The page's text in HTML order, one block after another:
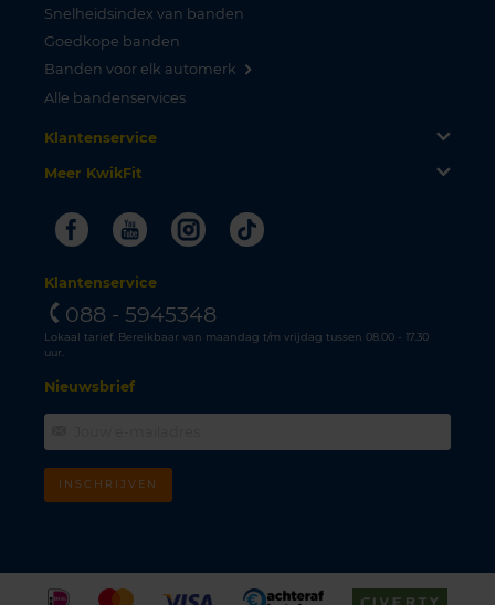
Snelheidsindex van banden
Goedkope banden
Banden voor elk automerk
Alle bandenservices
Klantenservice
Meer KwikFit
FacebookYoutubeInstagram
Tiktok
Klantenservice
088 - 5945348
Lokaal tarief. Bereikbaar van maandag t/m vrijdag tussen 08.00 - 17.30
uur.
Nieuwsbrief
INSCHRIJVEN